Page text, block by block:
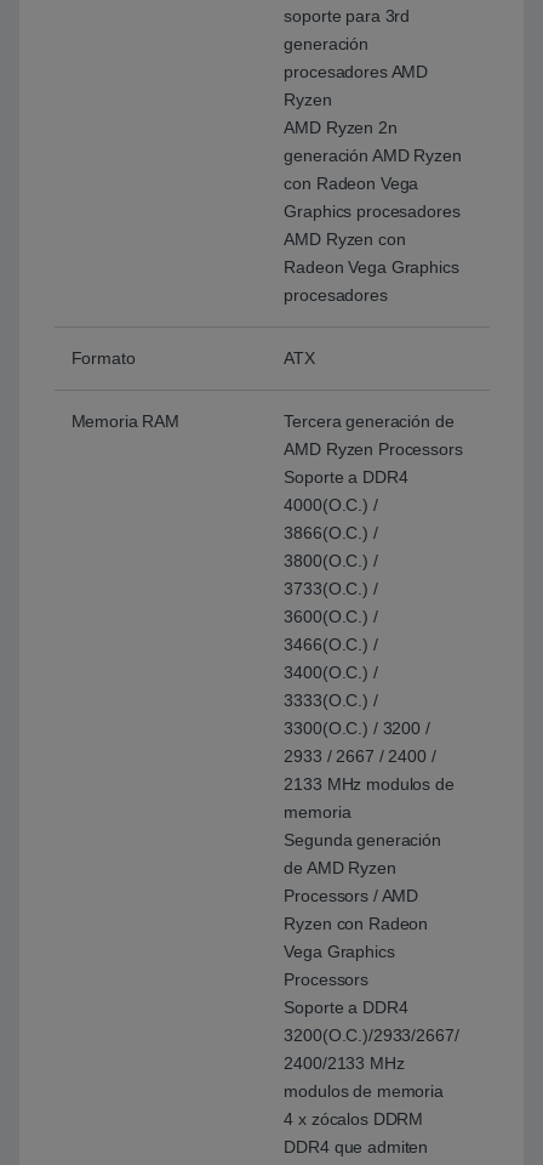
soporte para 3rd
generación
procesadores AMD
Ryzen
AMD Ryzen 2n
generación AMD Ryzen
con Radeon Vega
Graphics procesadores
AMD Ryzen con
Radeon Vega Graphics
procesadores
Formato ATX
Memoria RAM
Tercera generación de
AMD Ryzen Processors
Soporte a DDR4
4000(O.C.) /
3866(O.C.) /
3800(O.C.) /
3733(O.C.) /
3600(O.C.) /
3466(O.C.) /
3400(O.C.) /
3333(O.C.) /
3300(O.C.) / 3200 /
2933 / 2667 / 2400 /
2133 MHz modulos de
memoria
Segunda generación
de AMD Ryzen
Processors / AMD
Ryzen con Radeon
Vega Graphics
Processors
Soporte a DDR4
3200(O.C.)/2933/2667/
2400/2133 MHz
modulos de memoria
4 x zócalos DDRM
DDR4 que admiten